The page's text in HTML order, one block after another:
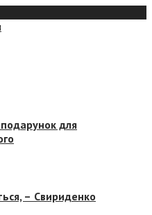
для
– Свириденко